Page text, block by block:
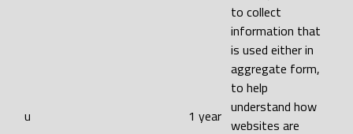
u 1 year
to collect
information that
is used either in
aggregate form,
to help
understand how
websites are